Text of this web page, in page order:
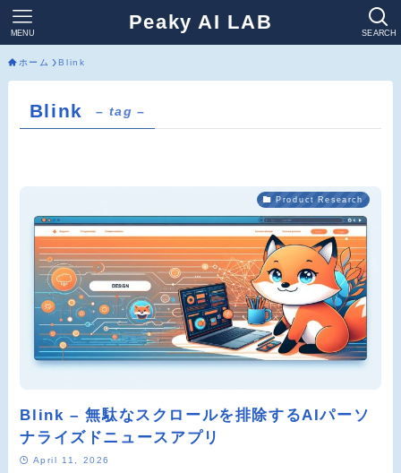
Peaky AI LAB SEARCH
MENU
ホーム Blink
Blink – tag –
Product Research
Blink – 無駄なスクロールを排除するAIパーソ
ナライズドニュースアプリ
April 11, 2026